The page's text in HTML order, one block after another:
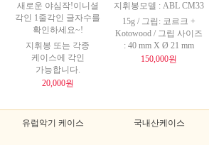
새로운 야심작!이니셜
각인 1줄각인 글자수를
확인하세요~!
지휘봉 또는 각종
케이스에 각인
가능합니다.
20,000원
지휘봉모델 : ABL CM33
15g / 그립: 코르크 +
Kotowood / 그립 사이즈
: 40 mm X Ø 21 mm
150,000원
유럽악기 케이스 국내산케이스